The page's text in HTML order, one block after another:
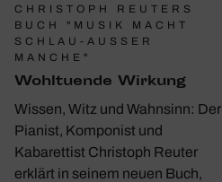
CHRISTOPH REUTERS
BUCH "MUSIK MACHT
SCHLAU-AUSSER M
ANCHE"
Wohl­tu­ende Wirkung
Wissen, Witz und Wahnsinn: Der
Pianist, Komponist und
Kabarettist Christoph Reuter
erklärt in seinem neuen Buch,